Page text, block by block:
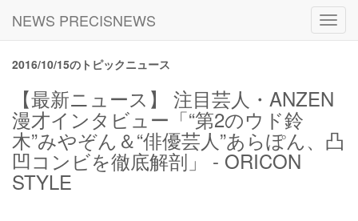
NEWS PRECISNEWS
2016/10/15のトピックニュース
【最新ニュース】 注目芸人・ANZEN
漫才インタビュー「“第2のウド鈴
木”みやぞん＆“俳優芸人”あらぽん、凸
凹コンビを徹底解剖」 - ORICON
STYLE